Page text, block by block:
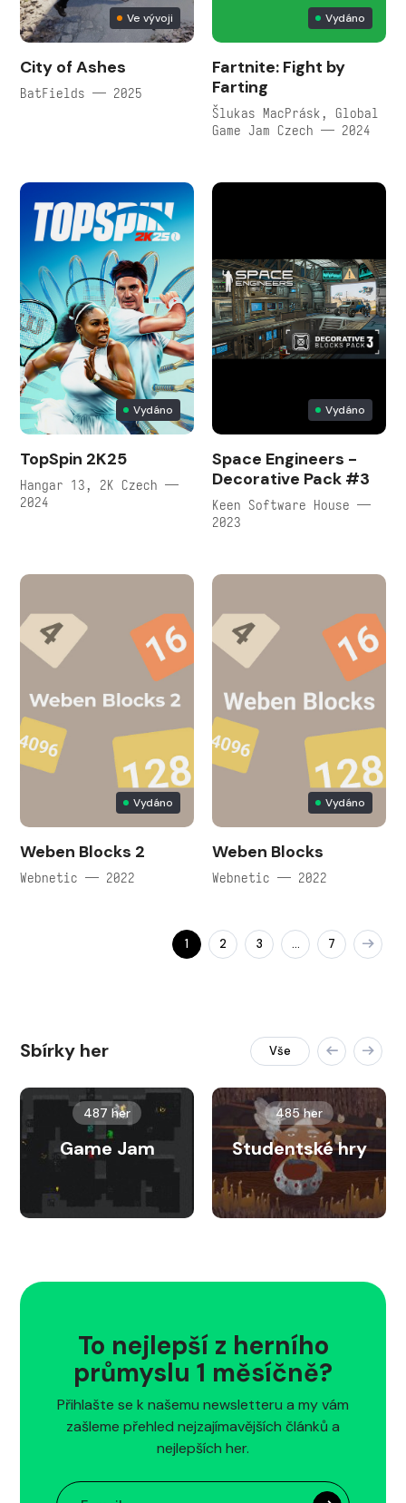
Ve vývoji
City of Ashes
BatFields — 2025
Vydáno
Fartnite: Fight by
Farting
Šlukas MacPrásk, Global
Game Jam Czech — 2024
Vydáno
TopSpin 2K25
Hangar 13, 2K Czech —
2024
Vydáno
Space Engineers -
Decorative Pack #3
Keen Software House —
2023
Vydáno
Weben Blocks 2
Webnetic — 2022
Vydáno
Weben Blocks
Webnetic — 2022
1 2 3 … 7
Sbírky her Vše
487 her
Game Jam
485 her
Studentské hry
To nejlepší z herního
průmyslu 1 měsíčně?
Přihlašte se k našemu newsletteru a my vám
zašleme přehled nejzajímavějších článků a
nejlepších her.